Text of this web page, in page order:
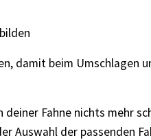
damit beim Umschlagen
Fahne nichts mehr
Auswahl der passenden